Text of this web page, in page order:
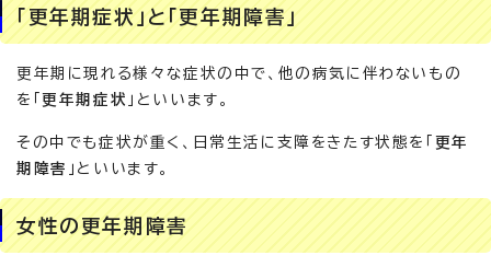
「更年期症状」と「更年期障害」
更年期に現れる様々な症状の中で、他の病気に伴わないもの
を「 更年期症状 」といいます。
その中でも症状が重く、日常生活に支障をきたす状態を「 更年
期障害 」といいます。
女性の更年期障害